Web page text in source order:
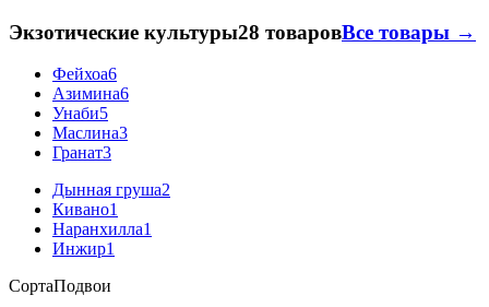
Экзотические культуры28 товаровВсе товары →
Фейхоа6
Азимина6
Унаби5
Маслина3
Гранат3
Дынная груша2
Кивано1
Наранхилла1
Инжир1
СортаПодвои